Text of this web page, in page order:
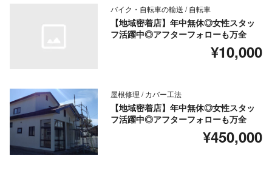
バイク・自転車の輸送 / 自転車
【地域密着店】年中無休◎女性スタッ
フ活躍中◎アフターフォローも万全
¥10,000
屋根修理 / カバー工法
【地域密着店】年中無休◎女性スタッ
フ活躍中◎アフターフォローも万全
¥450,000